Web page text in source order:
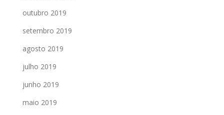
outubro 2019
setembro 2019
agosto 2019
julho 2019
junho 2019
maio 2019